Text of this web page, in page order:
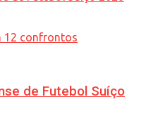
de Futebol Suíço